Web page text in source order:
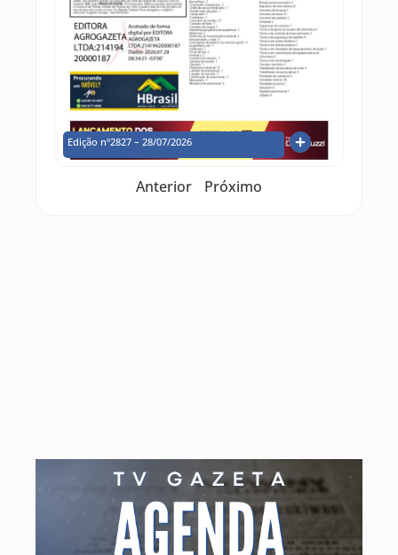
Edição nº2827 – 28/07/2026
Anterior Próximo